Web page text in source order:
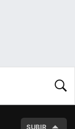
SUBIR